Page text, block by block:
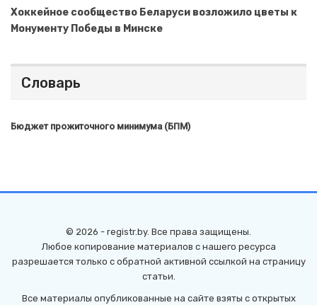
Хоккейное сообщество Беларуси возложило цветы к
Монументу Победы в Минске
Словарь
Бюджет прожиточного минимума (БПМ)
© 2026 - registr.by. Все права защищены.
Любое копирование материалов с нашего ресурса
разрешается только с обратной активной ссылкой на страницу
статьи.
Все материалы опубликованные на сайте взяты с открытых